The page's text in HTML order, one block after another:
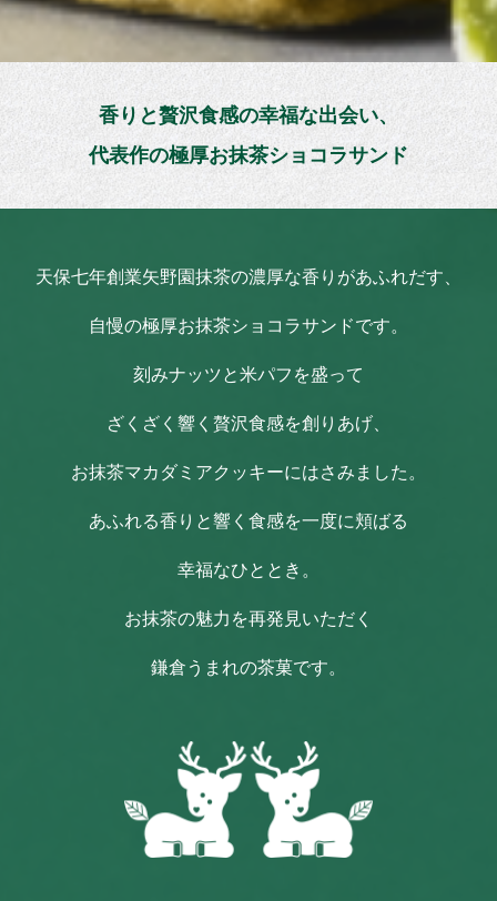
香りと贅沢食感の幸福な出会い、
代表作の極厚お抹茶ショコラサンド
天保七年創業矢野園抹茶の濃厚な香りがあふれだす、
自慢の極厚お抹茶ショコラサンドです。
刻みナッツと米パフを盛って
ざくざく響く贅沢食感を創りあげ、
お抹茶マカダミアクッキーにはさみました。
あふれる香りと響く食感を一度に頬ばる
幸福なひととき。
お抹茶の魅力を再発見いただく
鎌倉うまれの茶菓です。